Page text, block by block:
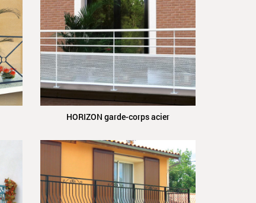
HORIZON garde-corps acier